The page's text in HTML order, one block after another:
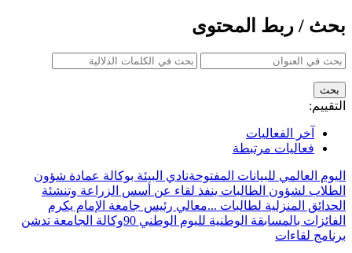
بحث / ربط المحتوى
التقييم:
آخر الفعاليات
فعاليات مرتبطة
اليوم العالمي للبيانات المفتوحةنادي البيئة بوكالة عمادة شؤون
الطلاب لشؤون الطالبات ينفذ لقاء عن أسس الزراعة وتنشئة
الحدائق المنزلية لطالبات ...معالي رئيس جامعة الإمام يكرم
الفائزات بالمسابقة الوطنية لليوم الوطني 90
وكالة الجامعة تدشن
برنامج لقاءات